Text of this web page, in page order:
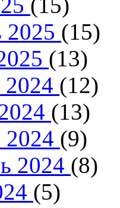
2025 (15)
(13)
2024 (12)
(13)
2024 (9)
2024 (8)
(5)